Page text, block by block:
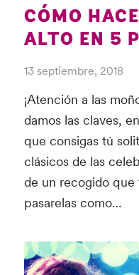
CÓMO
ALTO EN 5
¡Atención a las
damos las claves,
que consigas tú
clásicos de las
de un recogido que
pasarelas como…
13 septiembre, 2018